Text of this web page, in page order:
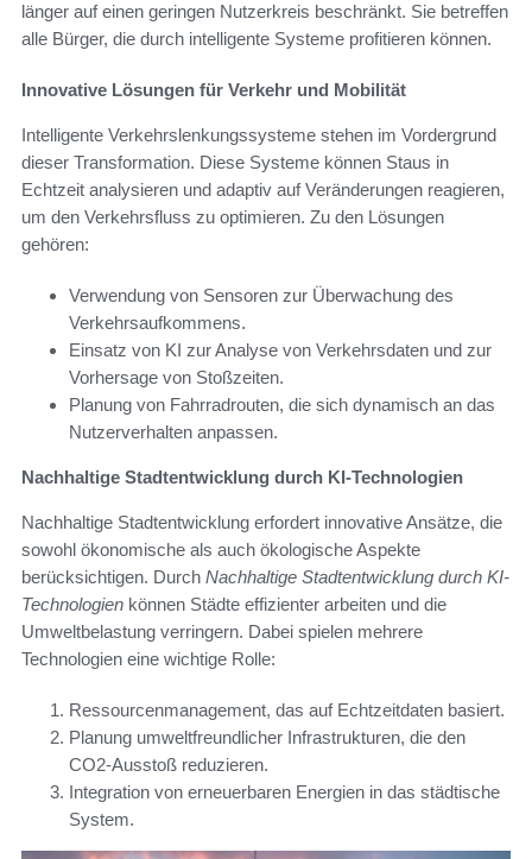
länger auf einen geringen Nutzerkreis beschränkt. Sie betreffen
alle Bürger, die durch intelligente Systeme profitieren können.
Innovative Lösungen für Verkehr und Mobilität
Intelligente Verkehrslenkungssysteme stehen im Vordergrund
dieser Transformation. Diese Systeme können Staus in
Echtzeit analysieren und adaptiv auf Veränderungen reagieren,
um den Verkehrsfluss zu optimieren. Zu den Lösungen
gehören:
Verwendung von Sensoren zur Überwachung des
Verkehrsaufkommens.
Einsatz von KI zur Analyse von Verkehrsdaten und zur
Vorhersage von Stoßzeiten.
Planung von Fahrradrouten, die sich dynamisch an das
Nutzerverhalten anpassen.
Nachhaltige Stadtentwicklung durch KI-Technologien
Nachhaltige Stadtentwicklung erfordert innovative Ansätze, die
sowohl ökonomische als auch ökologische Aspekte
berücksichtigen. Durch Nachhaltige Stadtentwicklung durch KI-
Technologien können Städte effizienter arbeiten und die
Umweltbelastung verringern. Dabei spielen mehrere
Technologien eine wichtige Rolle:
Ressourcenmanagement, das auf Echtzeitdaten basiert.
Planung umweltfreundlicher Infrastrukturen, die den
CO2-Ausstoß reduzieren.
Integration von erneuerbaren Energien in das städtische
System.